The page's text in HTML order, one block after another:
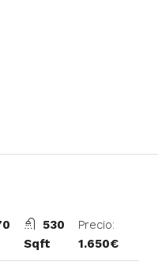
530
Sqft
Precio:
1.650€